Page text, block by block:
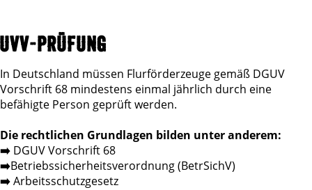
PRÜFUNG​
In Deutschland müssen Flurförderzeuge gemäß DGUV
Vorschrift 68 mindestens einmal jährlich durch eine
befähigte Person geprüft werden.
Die rechtlichen Grundlagen bilden unter anderem:
➡️ DGUV Vorschrift 68
➡️Betriebssicherheitsverordnung (BetrSichV)
➡️Arbeitsschutzgesetz